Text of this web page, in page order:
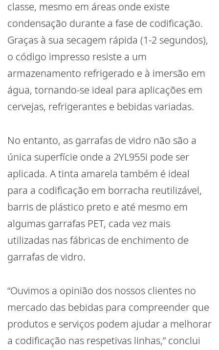
classe, mesmo em áreas onde existe
condensação durante a fase de codificação.
Graças à sua secagem rápida (1-2 segundos),
o código impresso resiste a um
armazenamento refrigerado e à imersão em
água, tornando-se ideal para aplicações em
cervejas, refrigerantes e bebidas variadas.
No entanto, as garrafas de vidro não são a
única superfície onde a 2YL955i pode ser
aplicada. A tinta amarela também é ideal
para a codificação em borracha reutilizável,
barris de plástico preto e até mesmo em
algumas garrafas PET, cada vez mais
utilizadas nas fábricas de enchimento de
garrafas de vidro.
“Ouvimos a opinião dos nossos clientes no
mercado das bebidas para compreender que
produtos e serviços podem ajudar a melhorar
a codificação nas respetivas linhas,” conclui